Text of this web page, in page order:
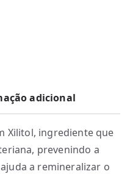
adicional
Xilitol, ingrediente que
prevenindo a
a remineralizar o